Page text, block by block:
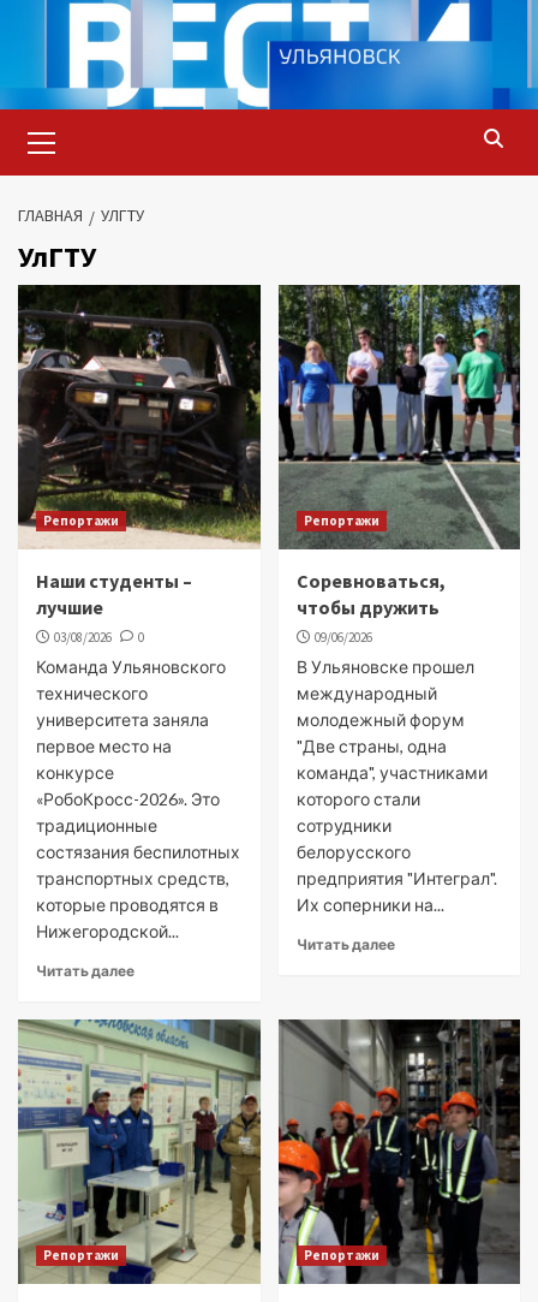
содержимому
меню
ГЛАВНАЯ УЛГТУ
УлГТУ
Репортажи
Наши студенты –
лучшие
03/08/2026 0
Команда Ульяновского
технического
университета заняла
первое место на
конкурсе
«РобоКросс-2026». Это
традиционные
состязания беспилотных
транспортных средств,
которые проводятся в
Нижегородской...
Читать далее
Репортажи
Соревноваться,
чтобы дружить
09/06/2026
В Ульяновске прошел
международный
молодежный форум
"Две страны, одна
команда", участниками
которого стали
сотрудники
белорусского
предприятия "Интеграл".
Их соперники на...
Читать далее
Репортажи Репортажи